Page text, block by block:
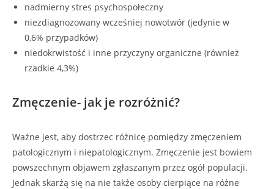
nadmierny stres psychospołeczny
niezdiagnozowany wcześniej nowotwór (jedynie w
0,6% przypadków)
niedokrwistość i inne przyczyny organiczne (również
rzadkie 4,3%)
Zmęczenie- jak je rozróżnić?
Ważne jest, aby dostrzec różnicę pomiędzy zmęczeniem
patologicznym i niepatologicznym. Zmęczenie jest bowiem
powszechnym objawem zgłaszanym przez ogół populacji.
Jednak skarżą się na nie także osoby cierpiące na różne